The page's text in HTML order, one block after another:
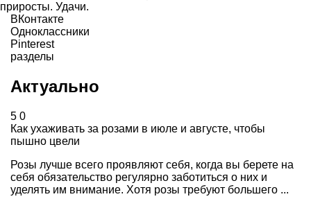
приросты. Удачи.
ВКонтакте
Одноклассники
Pinterest
разделы
Актуально
5 0
Как ухаживать за розами в июле и августе, чтобы
пышно цвели
Розы лучше всего проявляют себя, когда вы берете на
себя обязательство регулярно заботиться о них и
уделять им внимание. Хотя розы требуют большего ...